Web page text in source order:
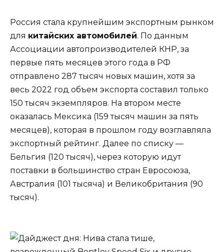
Россия стала крупнейшим экспортным рынком
для китайских автомобилей. По данным
Ассоциации автопроизводителей КНР, за
первые пять месяцев этого года в РФ
отправлено 287 тысяч новых машин, хотя за
весь 2022 год объем экспорта составил только
150 тысяч экземпляров. На втором месте
оказалась Мексика (159 тысяч машин за пять
месяцев), которая в прошлом году возглавляла
экспортный рейтинг. Далее по списку —
Бельгия (120 тысяч), через которую идут
поставки в большинство стран Евросоюза,
Австралия (101 тысяча) и Великобритания (90
тысяч).